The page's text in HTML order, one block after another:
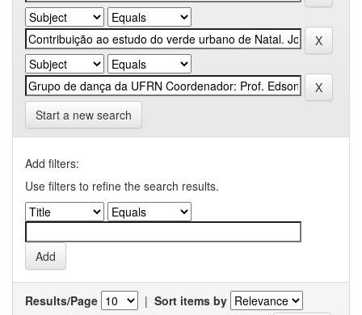
Start a new search
Add filters:
Use filters to refine the search results.
Results/Page | Sort items by